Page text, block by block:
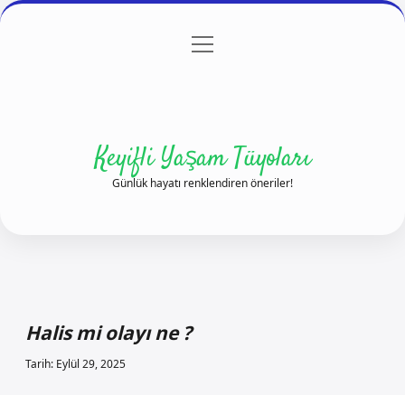
Gizlilik Politikası
menüyü
Keyifli Yaşam Tüyoları
Günlük hayatı renklendiren öneriler!
Halis mi olayı ne ?
Tarih: Eylül 29, 2025